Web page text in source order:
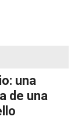
una
de una